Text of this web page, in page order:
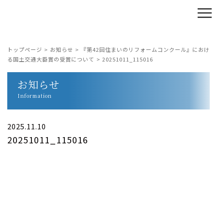
≡
トップページ > お知らせ >
『第42回住まいのリフォームコンクール』におけ
る国土交通大臣賞の受賞について > 20251011_115016
お知らせ
Information
2025.11.10
20251011_115016